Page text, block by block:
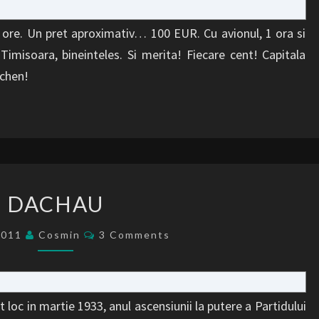
Un pret aproximativ… 100 EUR. Cu avionul, 1 ora si
bineinteles. Si merita! Fiecare cent! Capitala
DACHAU
Cosmin Comments
3 Comments
in martie 1933, anul ascensiunii la putere a Partidului